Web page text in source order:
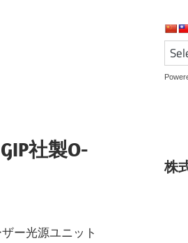
社製O-
ー光源ユニット
株